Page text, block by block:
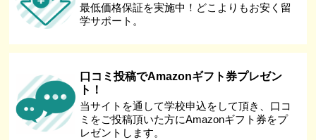
最低価格保証を実施中！どこよりもお安く留
学サポート。
口コミ投稿でAmazonギフト券プレゼン
ト！
当サイトを通して学校申込をして頂き、口コ
ミをご投稿頂いた方にAmazonギフト券をプ
レゼントします。